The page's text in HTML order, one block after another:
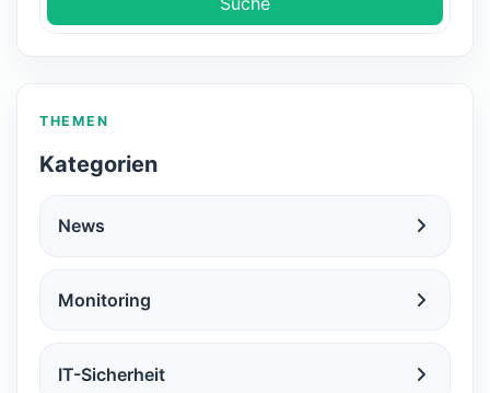
THEMEN
Kategorien
News
Monitoring
IT-Sicherheit